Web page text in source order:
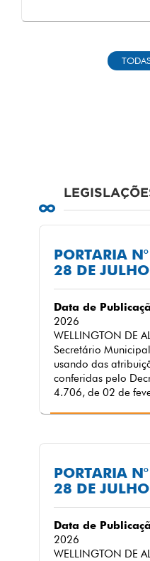
PORTARIA
28 DE
Data de
2026
WELLINGTON DE
Secretário
usando das
conferidas pelo
4.706, de 02 de
PORTARIA
28 DE
Data de
2026
WELLINGTON DE